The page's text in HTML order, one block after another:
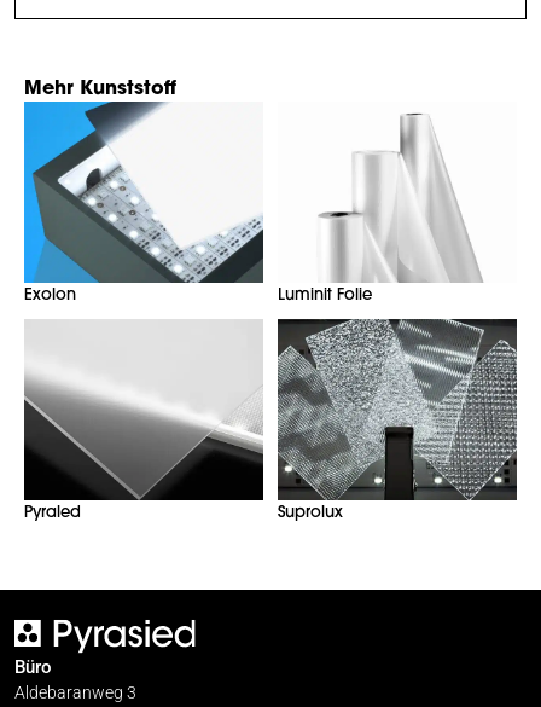
Mehr Kunststoff
Exolon Luminit Folie
Pyraled Suprolux
Büro
Aldebaranweg 3